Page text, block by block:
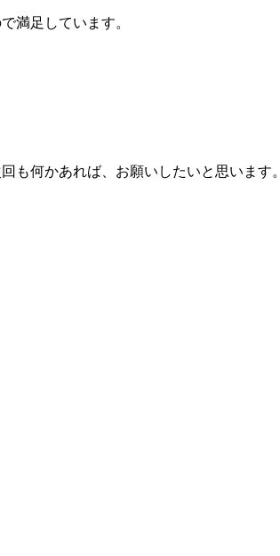
満足しています。
も何かあれば、お願いしたいと思います。